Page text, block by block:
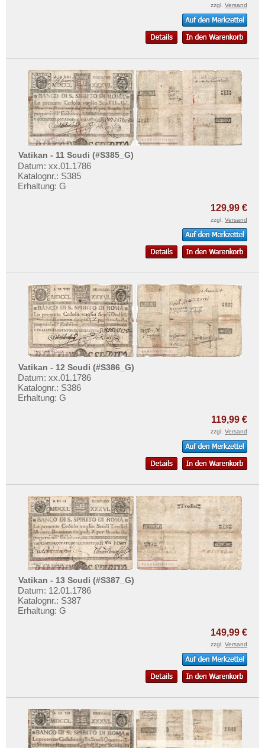
zzgl. Versand
Vatikan - 11 Scudi (#S385_G)
Datum: xx.01.1786
Katalognr.: S385
Erhaltung: G
129,99 €
zzgl. Versand
Vatikan - 12 Scudi (#S386_G)
Datum: xx.01.1786
Katalognr.: S386
Erhaltung: G
119,99 €
zzgl. Versand
Vatikan - 13 Scudi (#S387_G)
Datum: 12.01.1786
Katalognr.: S387
Erhaltung: G
149,99 €
zzgl. Versand